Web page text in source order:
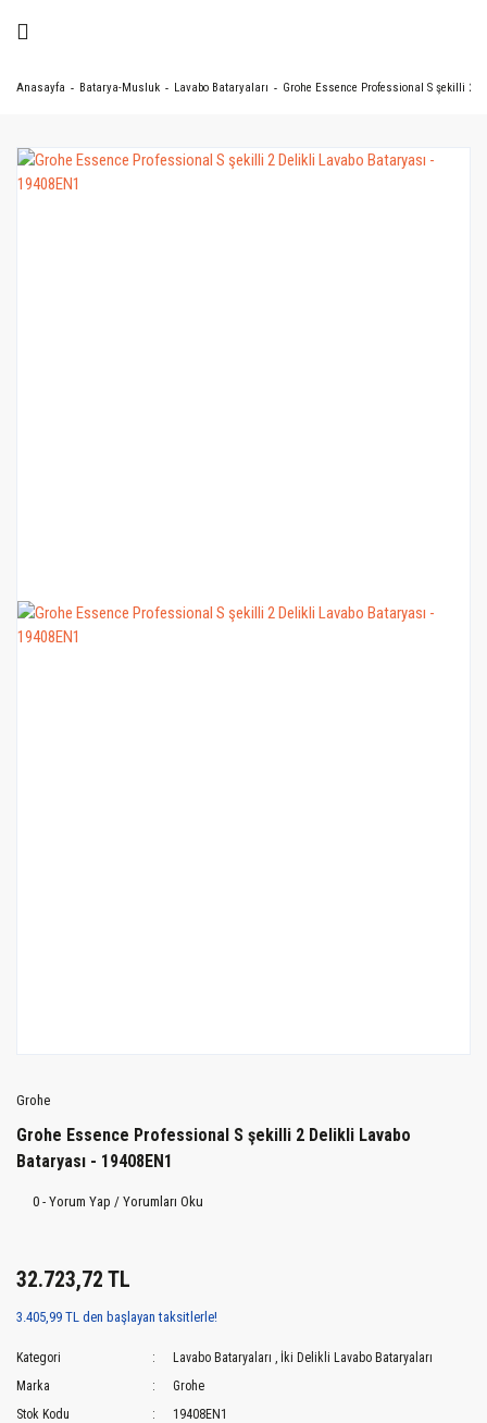
Anasayfa Batarya-Musluk Lavabo Bataryaları Grohe Essence Professional S şekilli 2
Grohe
Grohe Essence Professional S şekilli 2 Delikli Lavabo
Bataryası - 19408EN1
0 - Yorum Yap / Yorumları Oku
32.723,72 TL
3.405,99 TL den başlayan taksitlerle!
Kategori Lavabo Bataryaları , İki Delikli Lavabo Bataryaları
Marka
Grohe
Stok Kodu
19408EN1